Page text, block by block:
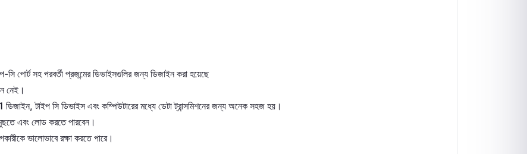
-সি পোর্ট সহ পরবর্তী প্রজন্মের ডিভাইসগুলির জন্য ডিজাইন করা হয়েছে
নেই।
ডিজাইন, টাইপ সি ডিভাইস এবং কম্পিউটারের মধ্যে ডেটা ট্রান্সমিশনের জন্য অনেক সহজ হয়।
এবং লোড করতে পারবেন।
ভালোভাবে রক্ষা করতে পারে।